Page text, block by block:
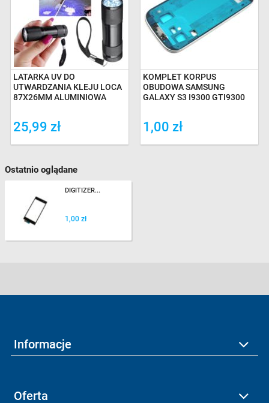
LATARKA UV DO
UTWARDZANIA KLEJU LOCA
87X26MM ALUMINIOWA
25,99 zł
KOMPLET KORPUS
OBUDOWA SAMSUNG
GALAXY S3 I9300 GTI9300
1,00 zł
Ostatnio oglądane
DIGITIZER...
1,00 zł
Informacje
Oferta